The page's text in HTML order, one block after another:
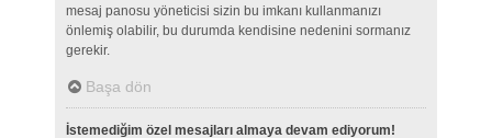
mesaj panosu yöneticisi sizin bu imkanı kullanmanızı
önlemiş olabilir, bu durumda kendisine nedenini sormanız
gerekir.
Başa dön
İstemediğim özel mesajları almaya devam ediyorum!